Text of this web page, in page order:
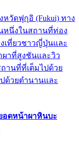
หวัดฟุกุอิ (Fukui) ทาง
หนึ่งในสถานที่ท่อง
เที่ยวชาวญี่ปุ่นและ
าที่สูงชันและวิว
านที่ที่เต็มไปด้วย
ด้วยตำนานและ
อดหน้าผาหินบะ